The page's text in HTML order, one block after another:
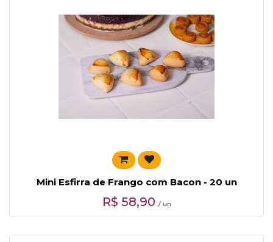
Mini Esfirra de Frango com Bacon - 20 un
R$ 58,90 / un